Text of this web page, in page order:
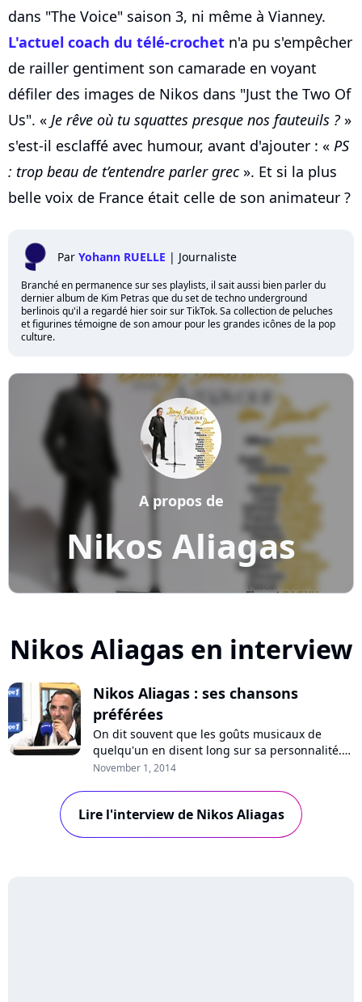
dans "The Voice" saison 3, ni même à Vianney.
L'actuel coach du télé-crochet n'a pu s'empêcher
de railler gentiment son camarade en voyant
défiler des images de Nikos dans "Just the Two Of
Us". « Je rêve où tu squattes presque nos fauteuils ?»
s'est-il esclaffé avec humour, avant d'ajouter : « PS
: trop beau de t’entendre parler grec». Et si la plus
belle voix de France était celle de son animateur ?
Par Yohann RUELLE | Journaliste
Branché en permanence sur ses playlists, il sait aussi bien parler du
dernier album de Kim Petras que du set de techno underground
berlinois qu'il a regardé hier soir sur TikTok. Sa collection de peluches
et figurines témoigne de son amour pour les grandes icônes de la pop
culture.
Nikos Aliagas
A propos de
Nikos Aliagas en interview
Nikos Aliagas : ses chansons
préférées
On dit souvent que les goûts musicaux de
quelqu'un en disent long sur sa personnalité.
Pure Charts vous propose de découvrir un
Aujourd'hui, nous recevons Nikos Aliagas,
animateur de l'émission "Sortez du cadre" sur
Europe 1. Chaque semaine, Nikos Aliagas y
November 1, 2014
Lire l'interview de Nikos Aliagas